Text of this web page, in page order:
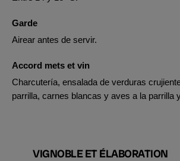
Garde
Airear antes de servir.
Accord mets et vin
Charcutería, ensalada de verduras
parrilla, carnes blancas y aves a la parrilla
VIGNOBLE ET ÉLABORATION